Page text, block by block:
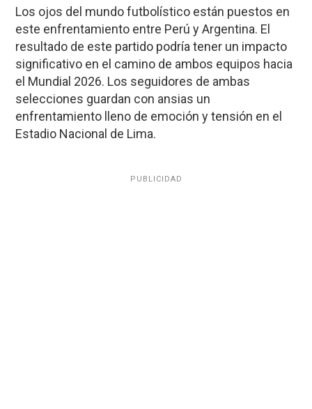
Los ojos del mundo futbolístico están puestos en
este enfrentamiento entre Perú y Argentina. El
resultado de este partido podría tener un impacto
significativo en el camino de ambos equipos hacia
el Mundial 2026. Los seguidores de ambas
selecciones guardan con ansias un
enfrentamiento lleno de emoción y tensión en el
Estadio Nacional de Lima.
PUBLICIDAD